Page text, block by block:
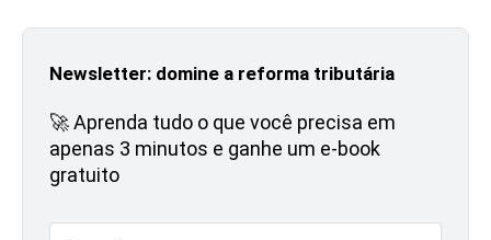
Newsletter: domine a reforma tributária
🚀 Aprenda tudo o que você precisa em
apenas 3 minutos e ganhe um e-book
gratuito